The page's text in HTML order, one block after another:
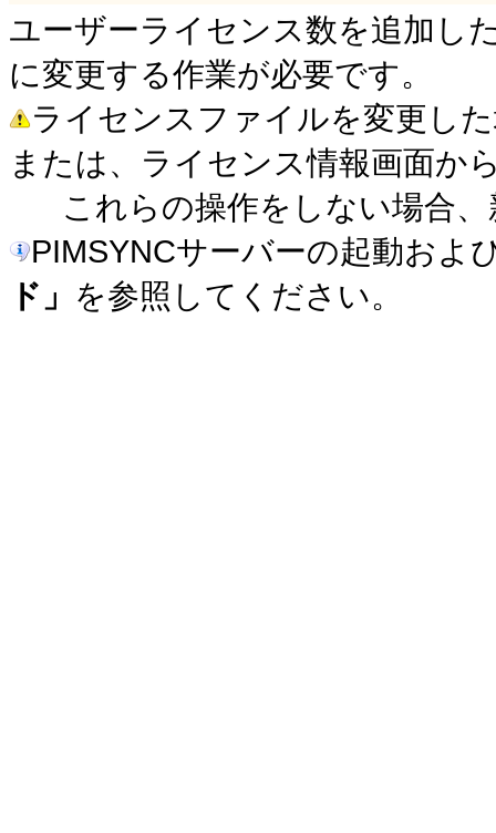
ユーザーライセンス数を追加し
に変更する作業が必要です。
ライセンスファイルを変更し
または、ライセンス情報画面か
これらの操作をしない場合、
PIMSYNCサーバーの起動およ
ド」 を参照してください。